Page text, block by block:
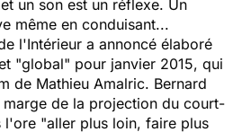
un son est un réflexe. Un
même en conduisant...
l'Intérieur a annoncé élaboré
"global" pour janvier 2015, qui
de Mathieu Amalric. Bernard
marge de la projection du court-
l'ore "aller plus loin, faire plus